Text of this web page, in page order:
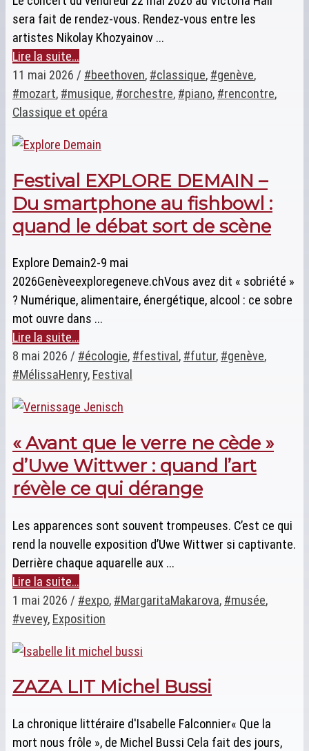
sera fait de rendez-vous. Rendez-vous entre les
artistes Nikolay Khozyainov ...
Lire la suite…
11 mai 2026 / #beethoven, #classique, #genève,
#mozart, #musique, #orchestre, #piano, #rencontre,
Classique et opéra
Festival EXPLORE DEMAIN –
Du smartphone au fishbowl :
quand le débat sort de scène
Explore Demain2-9 mai
2026Genèveexploregeneve.chVous avez dit « sobriété »
? Numérique, alimentaire, énergétique, alcool : ce sobre
mot ouvre dans ...
Lire la suite…
8 mai 2026 / #écologie, #festival , #futur, #genève,
#MélissaHenry, Festival
« Avant que le verre ne cède »
d’Uwe Wittwer : quand l’art
révèle ce qui dérange
Les apparences sont souvent trompeuses. C’est ce qui
rend la nouvelle exposition d’Uwe Wittwer si captivante.
Derrière chaque aquarelle aux ...
Lire la suite…
1 mai 2026 / #expo, #MargaritaMakarova, #musée,
#vevey, Exposition
ZAZA LIT Michel Bussi
La chronique littéraire d'Isabelle Falconnier« Que la
mort nous frôle », de Michel Bussi Cela fait des jours,